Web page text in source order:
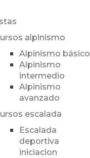
alpinismo
Alpinismo básico
Alpinismo
intermedio
Alpinismo
avanzado
escalada
Escalada
deportiva
iniciacion